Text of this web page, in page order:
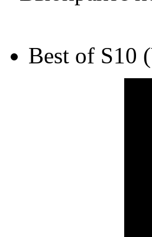
Best of S10